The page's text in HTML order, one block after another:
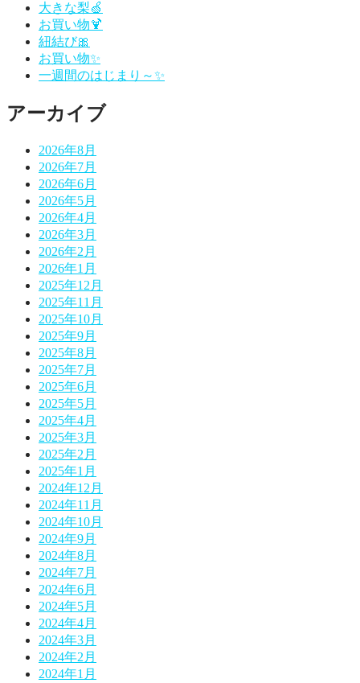
ン
大きな梨🍏
お買い物🍹
紐結び🎀
お買い物✨
一週間のはじまり～✨
アーカイブ
2026年8月
2026年7月
2026年6月
2026年5月
2026年4月
2026年3月
2026年2月
2026年1月
2025年12月
2025年11月
2025年10月
2025年9月
2025年8月
2025年7月
2025年6月
2025年5月
2025年4月
2025年3月
2025年2月
2025年1月
2024年12月
2024年11月
2024年10月
2024年9月
2024年8月
2024年7月
2024年6月
2024年5月
2024年4月
2024年3月
2024年2月
2024年1月